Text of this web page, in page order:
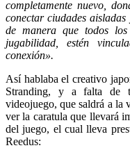
completamente nuevo,
conectar ciudades
de manera que todos
jugabilidad, estén
conexión».
Así hablaba el creativo
Stranding, y a falta de
videojuego, que saldrá a la
ver la caratula que llevará
del juego, el cual lleva
Reedus: